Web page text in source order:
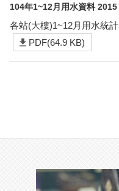
104年1~12月用水資料
各站(大樓)1~12月用水統
PDF(64.9 KB)